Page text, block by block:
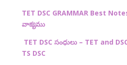
TET DSC GRAMMAR Best
వాక్యము
TET DSC సంధులు – TET and
TS DSC